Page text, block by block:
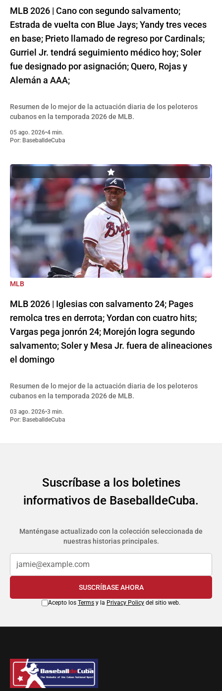
MLB 2026 | Cano con segundo salvamento;
Estrada de vuelta con Blue Jays; Yandy tres veces
en base; Prieto llamado de regreso por Cardinals;
Gurriel Jr. tendrá seguimiento médico hoy; Soler
fue designado por asignación; Quero, Rojas y
Alemán a AAA;
Resumen de lo mejor de la actuación diaria de los peloteros
cubanos en la temporada 2026 de MLB.
05 ago. 2026•4 min.
Por: BaseballdeCuba
MLB
MLB 2026 | Iglesias con salvamento 24; Pages
remolca tres en derrota; Yordan con cuatro hits;
Vargas pega jonrón 24; Morejón logra segundo
salvamento; Soler y Mesa Jr. fuera de alineaciones
el domingo
Resumen de lo mejor de la actuación diaria de los peloteros
cubanos en la temporada 2026 de MLB.
03 ago. 2026•3 min.
Por: BaseballdeCuba
Suscríbase a los boletines
informativos de BaseballdeCuba.
Manténgase actualizado con la colección seleccionada de
nuestras historias principales.
SUSCRÍBASE AHORA
Acepto los Terms y la Privacy Policy del sitio web.